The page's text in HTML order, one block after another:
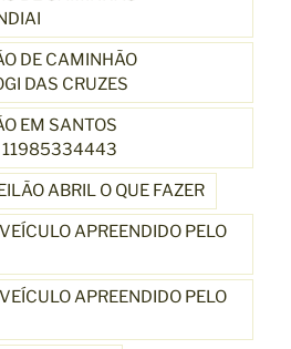
DE CAMINHÃO
DAS CRUZES
EM SANTOS
11985334443
ABRIL O QUE FAZER
APREENDIDO PELO
APREENDIDO PELO